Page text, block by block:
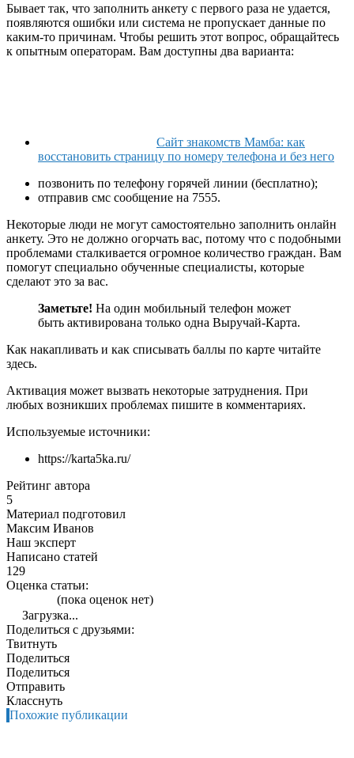
Бывает так, что заполнить анкету с первого раза не удается,
появляются ошибки или система не пропускает данные по
каким-то причинам. Чтобы решить этот вопрос, обращайтесь
к опытным операторам. Вам доступны два варианта:
Сайт знакомств Мамба: как
восстановить страницу по номеру телефона и без него
позвонить по телефону горячей линии (бесплатно);
отправив смс сообщение на 7555.
Некоторые люди не могут самостоятельно заполнить онлайн
анкету. Это не должно огорчать вас, потому что с подобными
проблемами сталкивается огромное количество граждан. Вам
помогут специально обученные специалисты, которые
сделают это за вас.
Заметьте! На один мобильный телефон может
быть активирована только одна Выручай-Карта.
Как накапливать и как списывать баллы по карте читайте
здесь.
Активация может вызвать некоторые затруднения. При
любых возникших проблемах пишите в комментариях.
Используемые источники:
https://karta5ka.ru/
Рейтинг автора
5
Материал подготовил
Максим Иванов
Наш эксперт
Написано статей
129
Оценка статьи:
(пока оценок нет)
Загрузка...
Поделиться с друзьями:
Твитнуть
Поделиться
Поделиться
Отправить
Класснуть
Похожие публикации